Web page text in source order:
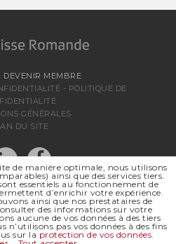
DEVENIR MEMBRE
- POLITIQUE DE
GÉNÉRALES
DU SITE
ROMANDE
DE
de manière optimale, nous utilisons
ainsi que des services tiers.
essentiels au fonctionnement de
d’enrichir votre expérience.
ainsi que nos prestataires de
des informations sur votre
aucune de vos données à des tiers
n’utilisons pas vos données à des fins
sur la protection de vos données.